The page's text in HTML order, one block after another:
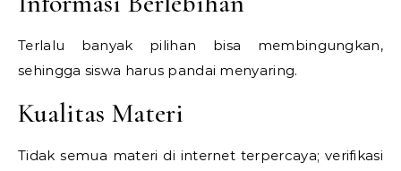
Terlalu banyak pilihan bisa membingungkan,
sehingga siswa harus pandai menyaring.
Kualitas Materi
Tidak semua materi di internet terpercaya; verifikasi